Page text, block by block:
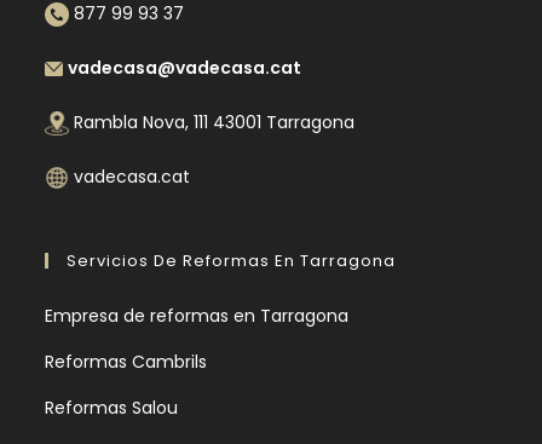
877 99 93 37
vadecasa@vadecasa.cat
Rambla Nova, 111 43001 Tarragona
vadecasa.cat
Servicios De Reformas En Tarragona
Empresa de reformas en Tarragona
Reformas Cambrils
Reformas Salou